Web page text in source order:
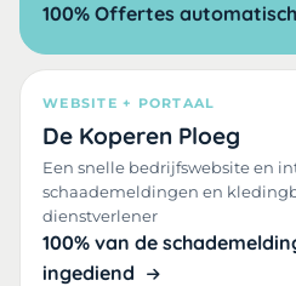
100% Offertes
WEBSITE + PORTAAL
De Koperen Ploeg
Een snelle bedrijfswebsite en
schaademeldingen en
dienstverlener
100% van de
ingediend